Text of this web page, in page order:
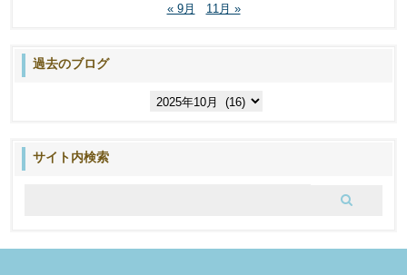
« 9月 11月 »
過去のブログ
サイト内検索